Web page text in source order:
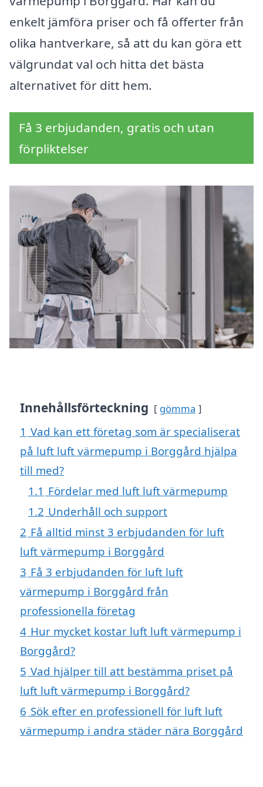
enkelt jämföra priser och få offerter från
olika hantverkare, så att du kan göra ett
välgrundat val och hitta det bästa
alternativet för ditt hem.
Få 3 erbjudanden, gratis och utan
förpliktelser
Innehållsförteckning gömma
1 Vad kan ett företag som är specialiserat
på luft luft värmepump i Borggård hjälpa
till med?
1.1 Fördelar med luft luft värmepump
1.2 Underhåll och support
2 Få alltid minst 3 erbjudanden för luft
luft värmepump i Borggård
3 Få 3 erbjudanden för luft luft
värmepump i Borggård från
professionella företag
4 Hur mycket kostar luft luft värmepump i
Borggård?
5 Vad hjälper till att bestämma priset på
luft luft värmepump i Borggård?
6 Sök efter en professionell för luft luft
värmepump i andra städer nära Borggård